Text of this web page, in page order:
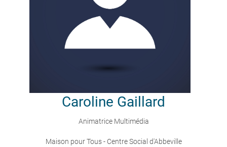
Caroline Gaillard
Animatrice Multimédia
Maison pour Tous - Centre Social d'Abbeville